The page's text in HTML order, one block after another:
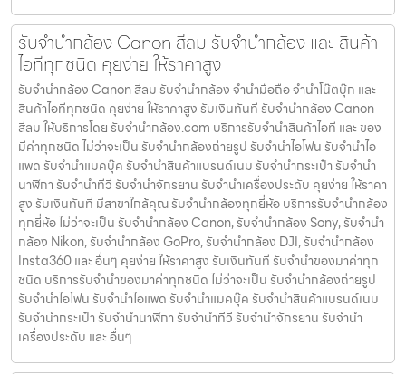
รับจำนำกล้อง Canon สีลม รับจํานํากล้อง และ สินค้า
ไอทีทุกชนิด คุยง่าย ให้ราคาสูง
รับจำนำกล้อง Canon สีลม รับจํานํากล้อง จำนำมือถือ จำนำโน๊ตบุ๊ก และ
สินค้าไอทีทุกชนิด คุยง่าย ให้ราคาสูง รับเงินทันที รับจำนำกล้อง Canon
สีลม ให้บริการโดย รับจํานํากล้อง.com บริการรับจํานําสินค้าไอที และ ของ
มีค่าทุกชนิด ไม่ว่าจะเป็น รับจํานํากล้องถ่ายรูป รับจํานําไอโฟน รับจํานําไอ
แพด รับจํานําแมคบุ๊ค รับจํานําสินค้าแบรนด์เนม รับจํานํากระเป๋า รับจํานํา
นาฬิกา รับจํานําทีวี รับจํานําจักรยาน รับจํานําเครื่องประดับ คุยง่าย ให้ราคา
สูง รับเงินทันที มีสาขาใกล้คุณ รับจำนำกล้องทุกยี่ห้อ บริการรับจำนำกล้อง
ทุกยี่ห้อ ไม่ว่าจะเป็น รับจำนำกล้อง Canon, รับจำนำกล้อง Sony, รับจำนำ
กล้อง Nikon, รับจำนำกล้อง GoPro, รับจำนำกล้อง DJI, รับจำนำกล้อง
Insta360 และ อื่นๆ คุยง่าย ให้ราคาสูง รับเงินทันที รับจำนำของมาค่าทุก
ชนิด บริการรับจำนำของมาค่าทุกชนิด ไม่ว่าจะเป็น รับจํานํากล้องถ่ายรูป
รับจํานําไอโฟน รับจํานําไอแพด รับจํานําแมคบุ๊ค รับจํานําสินค้าแบรนด์เนม
รับจํานํากระเป๋า รับจํานํานาฬิกา รับจํานําทีวี รับจํานําจักรยาน รับจํานํา
เครื่องประดับ และ อื่นๆ